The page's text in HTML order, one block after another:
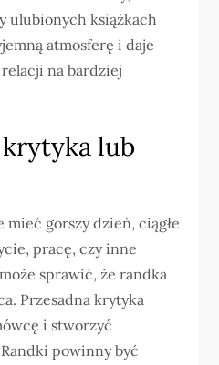
ulubionych książkach
atmosferę i daje
na bardziej
krytyka lub
mieć gorszy dzień, ciągłe
pracę, czy inne
sprawić, że randka
Przesadna krytyka
i stworzyć
powinny być